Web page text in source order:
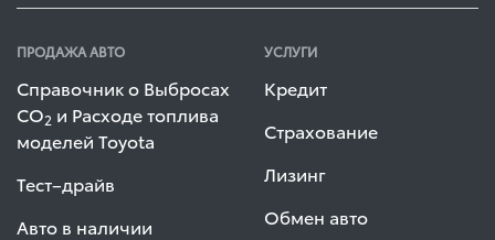
ПРОДАЖА АВТО
Справочник о Выбросах
СО2 и Расходе топлива
моделей Toyota
Тест–драйв
Авто в наличии
УСЛУГИ
Кредит
Страхование
Лизинг
Обмен авто